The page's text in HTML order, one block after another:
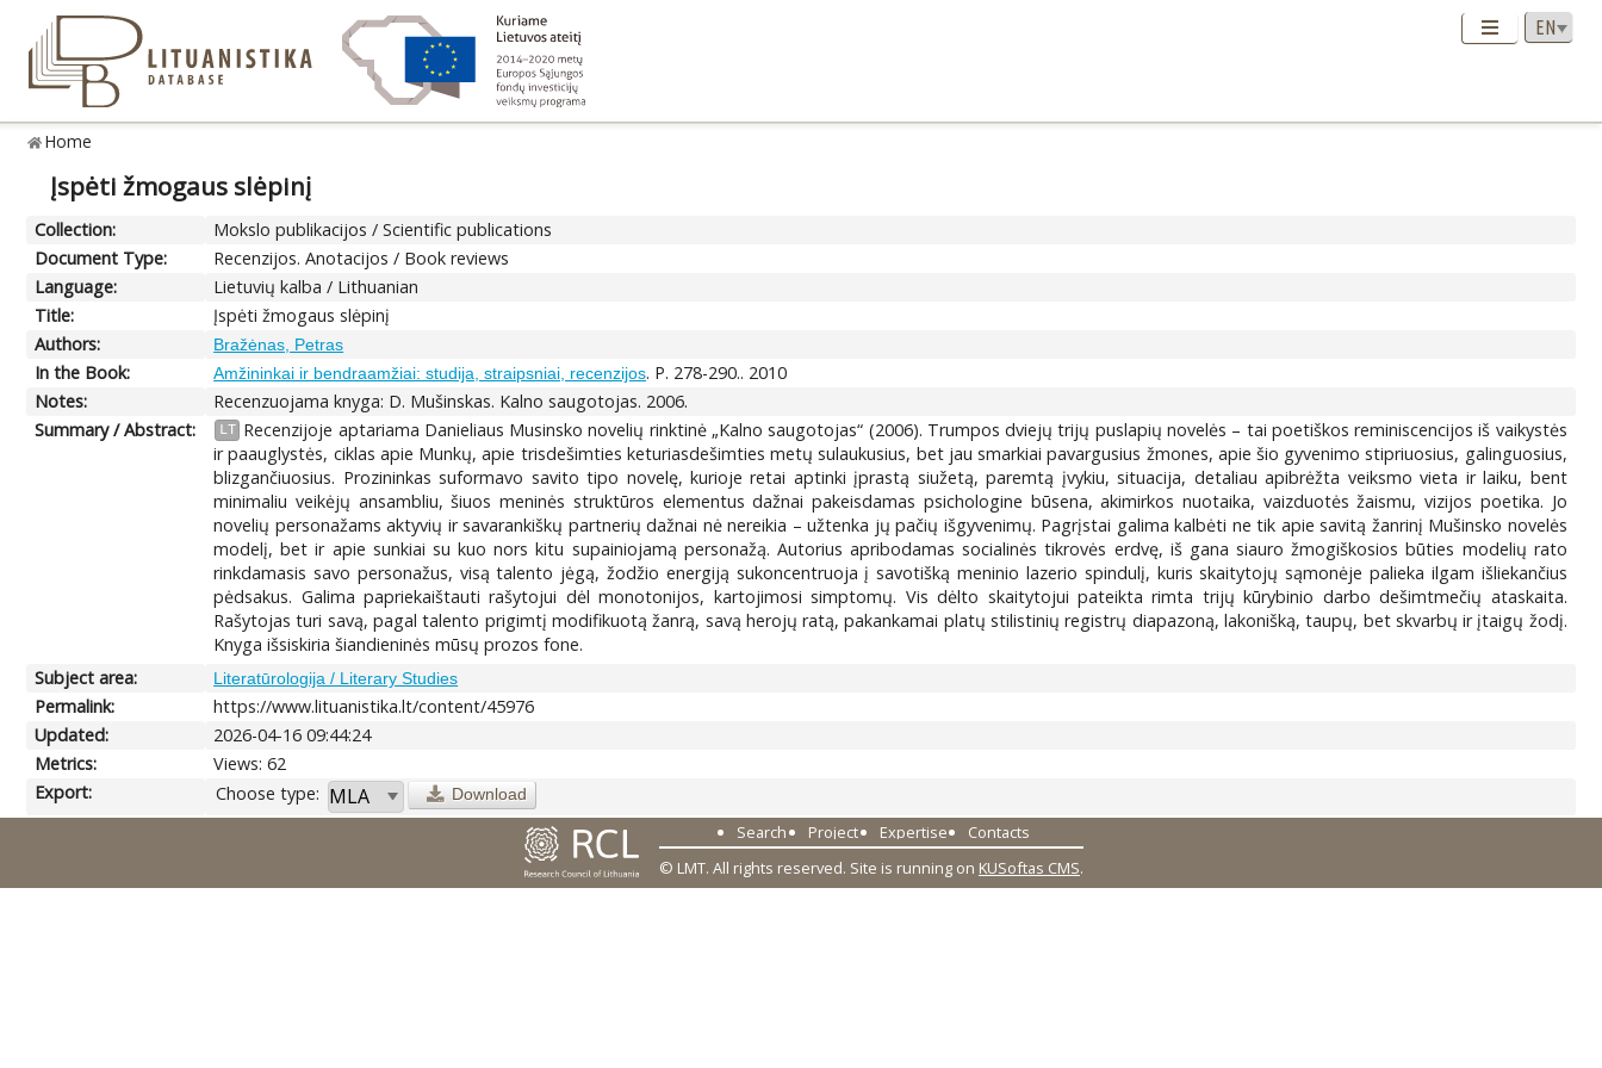
Home
Įspėti žmogaus slėpinį
Collection:
Mokslo publikacijos / Scientific publications
Document Type:
Recenzijos. Anotacijos / Book reviews
Language:
Lietuvių kalba / Lithuanian
Title:
Įspėti žmogaus slėpinį
Authors:
Bražėnas, Petras
In the Book: Amžininkai ir bendraamžiai: studija, straipsniai, recenzijos. P. 278-290.. 2010
Notes:
Recenzuojama knyga: D. Mušinskas. Kalno saugotojas. 2006.
Summary / Abstract:
LT Recenzijoje aptariama Danieliaus Musinsko novelių rinktinė „Kalno saugotojas“ (2006). Trumpos dviejų trijų puslapių novelės – tai poetiškos reminiscencijos iš vaikystės
ir paauglystės, ciklas apie Munkų, apie trisdešimties keturiasdešimties metų sulaukusius, bet jau smarkiai pavargusius žmones, apie šio gyvenimo stipriuosius, galinguosius,
blizgančiuosius. Prozininkas suformavo savito tipo novelę, kurioje retai aptinki įprastą siužetą, paremtą įvykiu, situacija, detaliau apibrėžta veiksmo vieta ir laiku, bent
minimaliu veikėjų ansambliu, šiuos meninės struktūros elementus dažnai pakeisdamas psichologine būsena, akimirkos nuotaika, vaizduotės žaismu, vizijos poetika. Jo
novelių personažams aktyvių ir savarankiškų partnerių dažnai nė nereikia – užtenka jų pačių išgyvenimų. Pagrįstai galima kalbėti ne tik apie savitą žanrinį Mušinsko novelės
modelį, bet ir apie sunkiai su kuo nors kitu supainiojamą personažą. Autorius apribodamas socialinės tikrovės erdvę, iš gana siauro žmogiškosios būties modelių rato
rinkdamasis savo personažus, visą talento jėgą, žodžio energiją sukoncentruoja į savotišką meninio lazerio spindulį, kuris skaitytojų sąmonėje palieka ilgam išliekančius
pėdsakus. Galima papriekaištauti rašytojui dėl monotonijos, kartojimosi simptomų. Vis dėlto skaitytojui pateikta rimta trijų kūrybinio darbo dešimtmečių ataskaita.
Rašytojas turi savą, pagal talento prigimtį modifikuotą žanrą, savą herojų ratą, pakankamai platų stilistinių registrų diapazoną, lakonišką, taupų, bet skvarbų ir įtaigų žodį.
Knyga išsiskiria šiandieninės mūsų prozos fone.
Subject area:
Literatūrologija / Literary Studies
Permalink:
https://www.lituanistika.lt/content/45976
Updated:
2026-04-16 09:44:24
Metrics:
Views: 62
Export:
Choose type: Download
Search Project Expertise
Contacts
© LMT. All rights reserved. Site is running on KUSoftas CMS.